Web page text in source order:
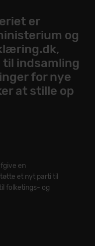
er
og
til indsamling
for nye
at stille op
en
et nyt parti til
folketings- og